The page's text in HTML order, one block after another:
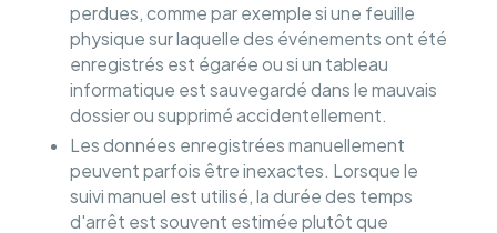
perdues, comme par exemple si une feuille
physique sur laquelle des événements ont été
enregistrés est égarée ou si un tableau
informatique est sauvegardé dans le mauvais
dossier ou supprimé accidentellement.
Les données enregistrées manuellement
peuvent parfois être inexactes. Lorsque le
suivi manuel est utilisé, la durée des temps
d'arrêt est souvent estimée plutôt que